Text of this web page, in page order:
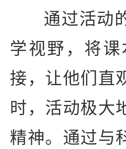
通过活动
学视野，将
接，让他们直
时，活动极大
精神。通过与